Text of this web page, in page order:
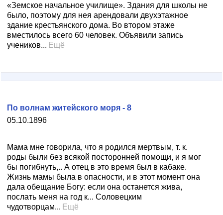
«Земское начальное училище». Здания для школы не
было, поэтому для нея арендовали двухэтажное
здание крестьянского дома. Во втором этаже
вместилось всего 60 человек. Объявили запись
учеников... Ещё
05.10.1896
По волнам житейского моря - 8
Мама мне говорила, что я родился мертвым, т. к.
роды были без всякой посторонней помощи, и я мог
бы погибнуть,.. А отец в это время был в кабаке.
Жизнь мамы была в опасности, и в этот момент она
дала обещание Богу: если она останется жива,
послать меня на год к... Соловецким
чудотворцам... Ещё